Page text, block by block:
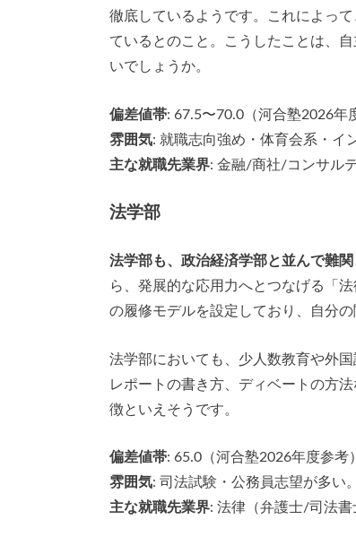
徹底しているようです。これによっ
ているとのこと。こうしたことは、
いでしょうか。
偏差値帯: 67.5〜70.0（河合塾2026
雰囲気: 就職志向強め・体育会系・
主な就職先業界: 金融/商社/コンサル
法学部
法学部も、政治経済学部と並んで難
ら、発展的な応用力へとつなげる「
の履修モデルを設定しており、自分
法学部においても、少人数教育や外
レポートの書き方、ディベートの方
徴といえそうです。
偏差値帯: 65.0（河合塾2026年度参
雰囲気: 司法試験・公務員志望が多
主な就職先業界: 法律（弁護士/司法